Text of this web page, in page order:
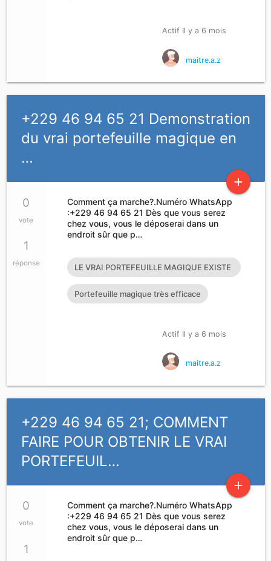
Actif Il y a 6 mois
maitre.a.z
+229 46 94 65 21 Demonstration
du vrai portefeuille magique en
…
add
0
vote
1
réponse
Comment ça marche?.Numéro WhatsApp
:+229 46 94 65 21 Dès que vous serez
chez vous, vous le déposerai dans un
endroit sûr que p…
LE VRAI PORTEFEUILLE MAGIQUE EXISTE
T’IL?
Portefeuille magique très efficace
Actif Il y a 6 mois
maitre.a.z
+229 46 94 65 21; COMMENT
FAIRE POUR OBTENIR LE VRAI
PORTEFEUIL…
add
0
vote
1
Comment ça marche?.Numéro WhatsApp
:+229 46 94 65 21 Dès que vous serez
chez vous, vous le déposerai dans un
endroit sûr que p…